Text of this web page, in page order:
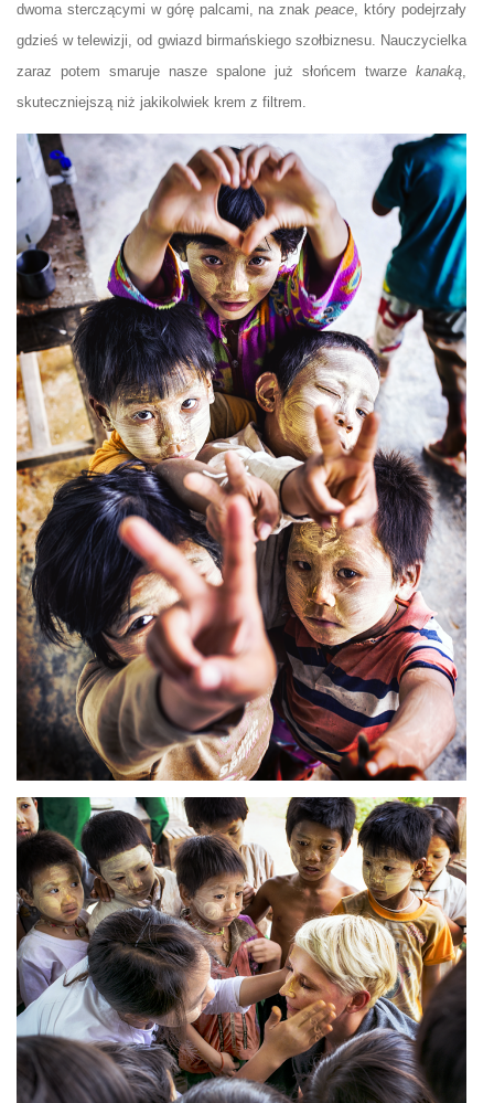
dwoma sterczącymi w górę palcami, na znakpeace , który podejrzały
gdzieś w telewizji, od gwiazd birmańskiego szołbiznesu. Nauczycielka
zaraz potem smaruje nasze spalone już słońcem twarze kanaką
skuteczniejszą niż jakikolwiek krem z filtrem.